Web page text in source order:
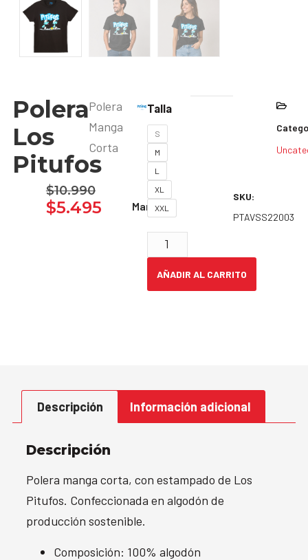
Polera
Los
Pitufos
$10.990
$5.495
Polera
Manga
Corta
Marca:
Talla
S
M
L
XL
XXL
AÑADIR AL CARRITO
SKU:
PTAVSS22003
Descripción Información adicional
Descripción
Polera manga corta, con estampado de Los
Pitufos. Confeccionada en algodón de
producción sostenible.
Composición: 100% algodón